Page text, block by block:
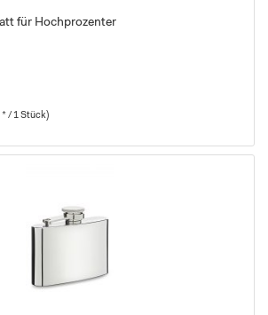
für Hochprozenter
* / 1 Stück)